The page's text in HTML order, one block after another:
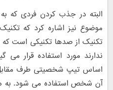
البته در جذب کردن فردی که به
موضوع نیز اشاره کرد که
تکنیک از صدها تکنیکی است که
ندارند مورد استفاده قرار می
اساس تیپ شخصیتی طرف مقابل
آن شخص استفاده می شود. به